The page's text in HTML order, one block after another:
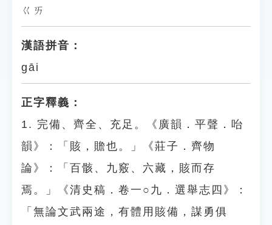
ㄍㄞ
漢語拼音：
gāi
正字釋義：
1. 完備、齊全、充足。《廣韻．平聲．咍
韻》：「賅，贍也。」《莊子．齊物
論》：「百骸、九竅、六藏，賅而存
焉。」《清史稿．卷一○九．選舉志四》：
「無論文武兩途，有體用賅備，謀勇俱